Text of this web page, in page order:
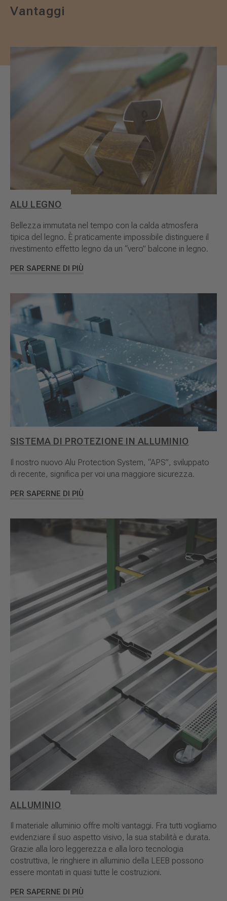
Vantaggi
ALU LEGNO
Bellezza immutata nel tempo con la calda atmosfera
tipica del legno. È praticamente impossibile distinguere il
rivestimento effetto legno da un “vero” balcone in legno.
PER SAPERNE DI PIÙ
SISTEMA DI PROTEZIONE IN ALLUMINIO
Il nostro nuovo Alu Protection System, “APS”, sviluppato
di recente, significa per voi una maggiore sicurezza.
PER SAPERNE DI PIÙ
ALLUMINIO
Il materiale alluminio offre molti vantaggi. Fra tutti vogliamo
evidenziare il suo aspetto visivo, la sua stabilità e durata.
Grazie alla loro leggerezza e alla loro tecnologia
costruttiva, le ringhiere in alluminio della LEEB possono
essere montati in quasi tutte le costruzioni.
PER SAPERNE DI PIÙ